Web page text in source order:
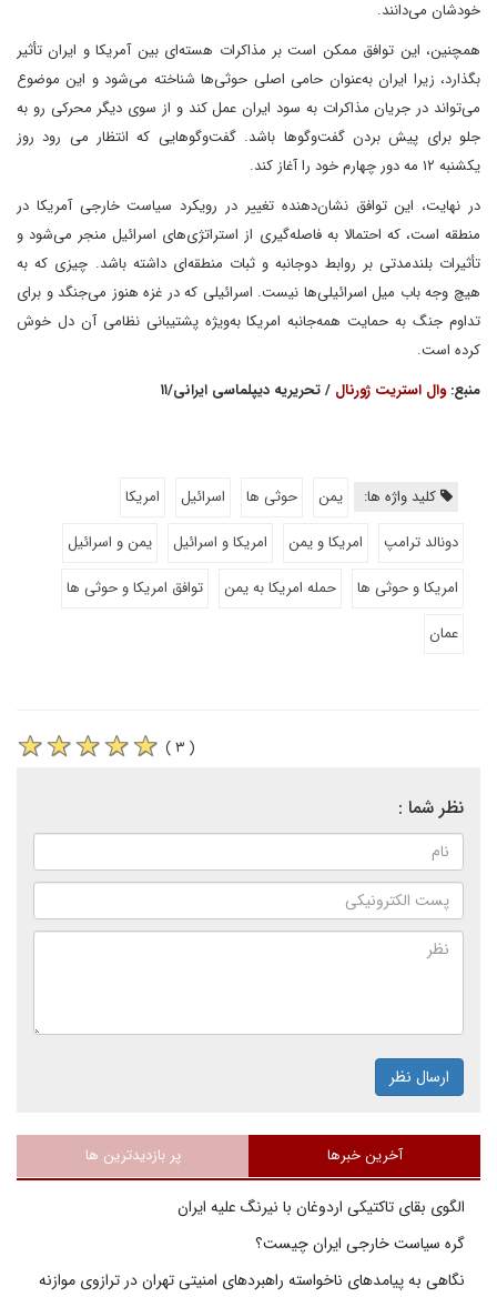
خودشان می‌دانند.
همچنین، این توافق ممکن است بر مذاکرات هسته‌ای بین آمریکا و ایران تأثیر
بگذارد، زیرا ایران به‌عنوان حامی اصلی حوثی‌ها شناخته می‌شود و این موضوع
می‌تواند در جریان مذاکرات به سود ایران عمل کند و از سوی دیگر محرکی رو به
جلو برای پیش بردن گفت‌وگوها باشد. گفت‌وگوهایی که انتظار می رود روز
یکشنبه ۱۲ مه دور چهارم خود را آغاز کند.
در نهایت، این توافق نشان‌دهنده تغییر در رویکرد سیاست خارجی آمریکا در
منطقه است، که احتمالا به فاصله‌گیری از استراتژی‌های اسرائیل منجر می‌شود و
تأثیرات بلندمدتی بر روابط دوجانبه و ثبات منطقه‌ای داشته باشد. چیزی که به
هیچ وجه باب میل اسرائیلی‌ها نیست. اسرائیلی که در غزه هنوز می‌جنگد و برای
تداوم جنگ به حمایت همه‌جانبه امریکا به‌ویژه پشتیبانی نظامی آن دل خوش
کرده است.
منبع:وال استریت ژورنال / تحریریه دیپلماسی ایرانی/۱۱
کلید واژه ها: یمن حوثی ها اسرائیل
امریکا
دونالد ترامپ
امریکا و یمن امریکا و اسرائیل
یمن و اسرائیل
امریکا و حوثی ها
حمله امریکا به یمن
توافق امریکا و حوثی ها
عمان
( ۳ )
نظر شما :
ارسال نظر
آخرین خبرها پر بازدیدترین ها
الگوی بقای تاکتیکی اردوغان با نیرنگ علیه ایران
گره سیاست خارجی ایران چیست؟
نگاهی به پیامدهای ناخواسته راهبردهای امنیتی تهران در ترازوی موازنه